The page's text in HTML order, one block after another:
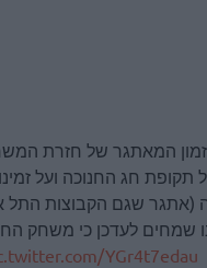
המאתגר של חזרת
תקופת חג החנוכה ועל
(אתגר שגם הקבוצות התל
שמחים לעדכן כי משחק
YGr4t7edau